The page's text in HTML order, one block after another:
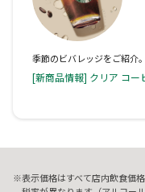
季節のビバレッジをご紹介。
[新商品情報] クリア コー
表示価格はすべて店内飲食価